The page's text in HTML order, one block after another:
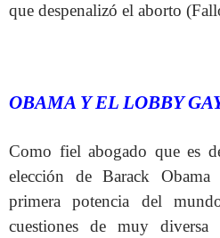
que despenalizó el aborto
OBAMA Y EL LOBBY
Como fiel abogado que es
elección de Barack
primera potencia del
cuestiones de muy